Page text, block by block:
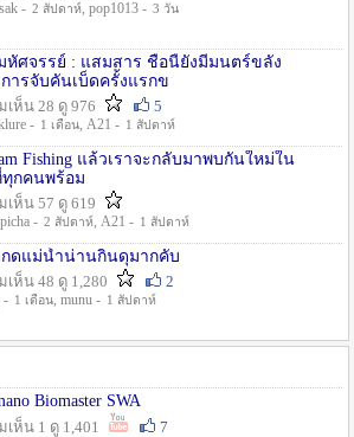
- 2 สัปดาห์, pop1013 - 3 วัน
หัศจรรย์ : แสมสาร ชื่อนี้ยังมีมนตร์ขลัง
ารจับคันเบ็ดครั้งแรกข
เห็น 28 ดู 976
5
- 1 เดือน, A21 - 1 สัปดาห์
Fishing แล้วเราจะกลับมาพบกันใหม่ใน
กคนพร้อม
เห็น 57 ดู 619
- 2 สัปดาห์, A21 - 1 สัปดาห์
ดแม่น้ำน่านกินดุมากคับ
เห็น 48 ดู 1,280
2
- 1 เดือน, munu - 1 สัปดาห์
Biomaster SWA
เห็น 1 ดู 1,401
7